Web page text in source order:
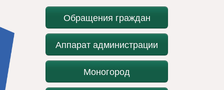
Обращения граждан
Аппарат администрации
Моногород